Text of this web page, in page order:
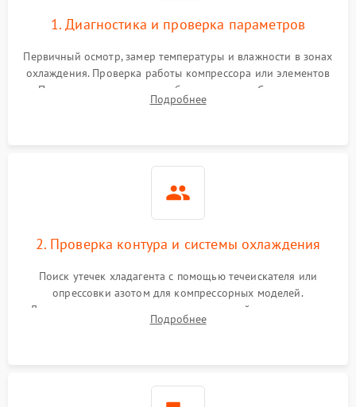
1. Диагностика и проверка параметров
Первичный осмотр, замер температуры и влажности в зонах
охлаждения. Проверка работы компрессора или элементов
Пельтье, оценка уровня вибрации и шума. Считывание
ошибок с модуля управления.
Подробнее
2. Проверка контура и системы охлаждения
Поиск утечек хладагента с помощью течеискателя или
опрессовки азотом для компрессорных моделей.
Диагностика термоэлектрических модулей, радиаторов и
кулеров на предмет перегрева или выхода из строя.
Подробнее